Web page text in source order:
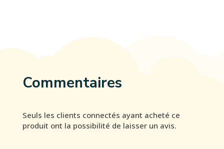
Commentaires
Seuls les clients connectés ayant acheté ce
produit ont la possibilité de laisser un avis.